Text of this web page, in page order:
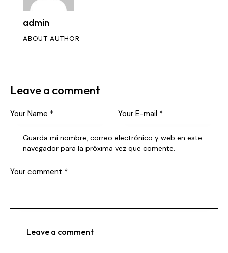
admin
ABOUT AUTHOR
Leave a comment
Guarda mi nombre, correo electrónico y web en este
navegador para la próxima vez que comente.